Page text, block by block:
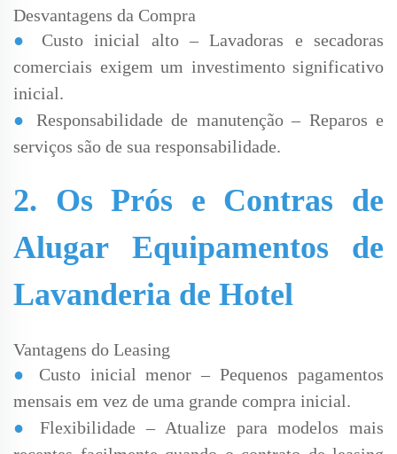
Desvantagens da Compra
●
Custo inicial alto – Lavadoras e secadoras
comerciais exigem um investimento significativo
inicial.
●
Responsabilidade de manutenção – Reparos e
serviços são de sua responsabilidade.
2. Os Prós e Contras de
Alugar Equipamentos de
Lavanderia de Hotel
Vantagens do Leasing
●
Custo inicial menor – Pequenos pagamentos
mensais em vez de uma grande compra inicial.
●
Flexibilidade – Atualize para modelos mais